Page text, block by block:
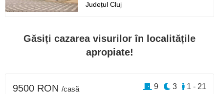
Județul Cluj
Găsiți cazarea visurilor în localitățile
apropiate!
9500 RON /casă 1 - 21
3
9